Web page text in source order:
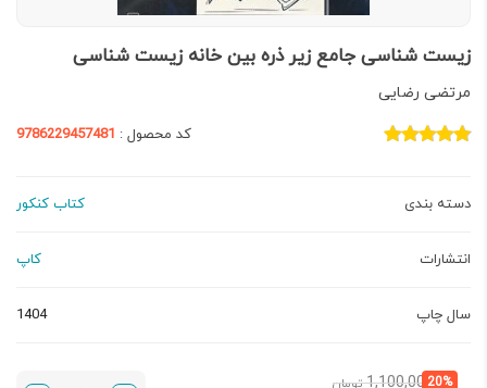
زیست شناسی جامع زیر ذره بین خانه زیست شناسی
مرتضی رضایی
کد محصول : 9786229457481
دسته بندی کتاب کنکور
انتشارات کاپ
سال چاپ 1404
20%
1,100,000 تومانقیمت
قیمت